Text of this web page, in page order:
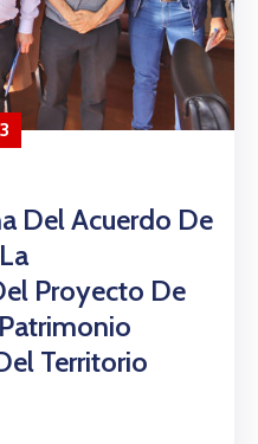
Del Acuerdo De
Proyecto De
Territorio